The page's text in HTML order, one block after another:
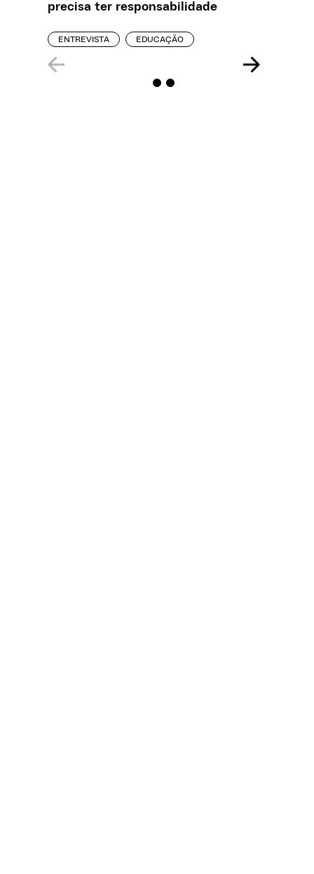
precisa ter responsabilidade
ENTREVISTA EDUCAÇÃO